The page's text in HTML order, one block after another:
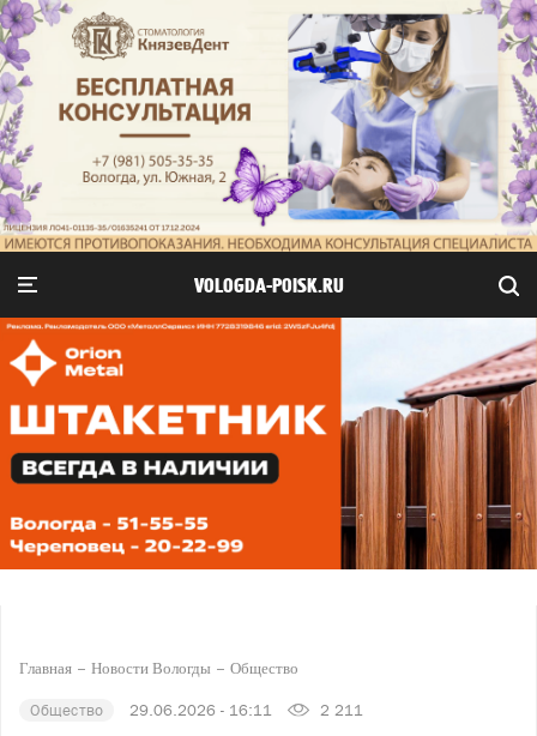
VOLOGDA-POISK.RU
Главная Новости Вологды Общество
Общество 29.06.2026 - 16:11 2 211